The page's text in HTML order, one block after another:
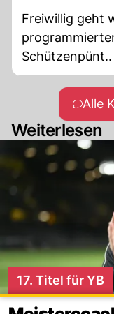
Freiwillig geht
Schützenpünt..
Alle
Weiterlesen
17. Titel für YB